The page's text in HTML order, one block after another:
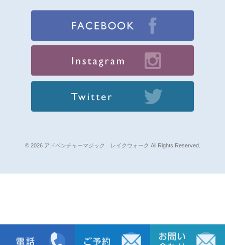
© 2026 アドベンチャーマジック レイクウォーク All Rights Reserved.